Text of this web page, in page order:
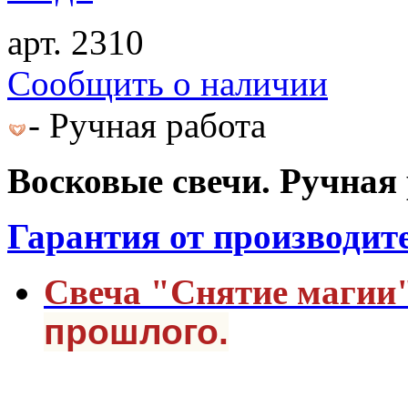
арт. 2310
Cообщить о наличии
- Ручная работа
Восковые свечи. Ручная
Гарантия от
Свеча "Снятие
прошлого.